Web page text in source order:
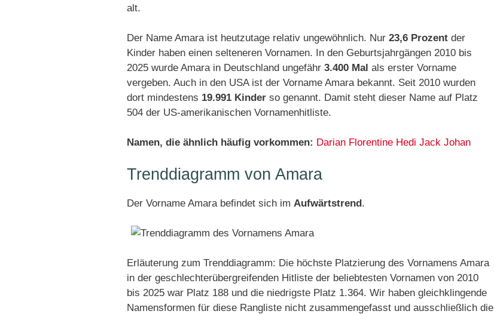
alt.
Der Name Amara ist heutzutage relativ ungewöhnlich. Nur 23,6 Prozent der
Kinder haben einen selteneren Vornamen. In den Geburtsjahrgängen 2010 bis
2025 wurde Amara in Deutschland ungefähr 3.400 Mal als erster Vorname
vergeben. Auch in den USA ist der Vorname Amara bekannt. Seit 2010 wurden
dort mindestens 19.991 Kinder so genannt. Damit steht dieser Name auf Platz
504 der US-amerikanischen Vornamenhitliste.
Namen, die ähnlich häufig vorkommen: Darian Florentine Hedi Jack Johan
Trenddiagramm von Amara
Der Vorname Amara befindet sich im Aufwärtstrend.
Erläuterung zum Trenddiagramm: Die höchste Platzierung des Vornamens Amara
in der geschlechterübergreifenden Hitliste der beliebtesten Vornamen von 2010
bis 2025 war Platz 188 und die niedrigste Platz 1.364. Wir haben gleichklingende
Namensformen für diese Rangliste nicht zusammengefasst und ausschließlich die